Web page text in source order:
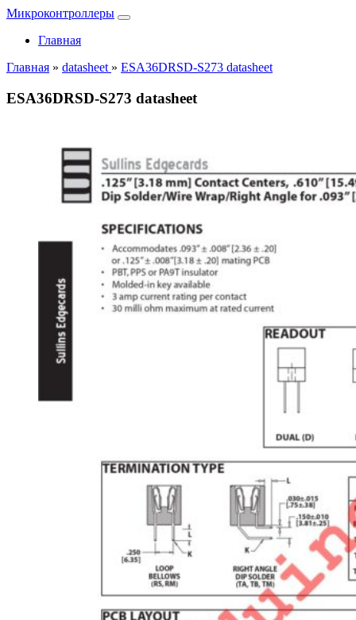
Микроконтроллеры
Главная
Главная » datasheet » ESA36DRSD-S273 datasheet
ESA36DRSD-S273 datasheet